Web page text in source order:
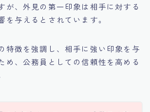
が、外見の第一印象は相手に対する
を与えるとされています。
特徴を強調し、相手に強い印象を与
め、公務員としての信頼性を高める